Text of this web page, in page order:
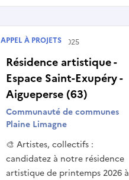
Résidence artistique -
Espace Saint-Exupéry -
Aigueperse (63)
Communauté de communes
Plaine Limagne
🎨 Artistes, collectifs :
candidatez à notre résidence
artistique de printemps 2026 à
Terminé le01/11/2025
APPEL À PROJETS